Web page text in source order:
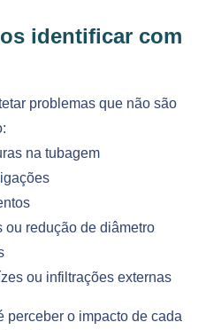
identificar com
problemas que não são
na tubagem
redução de diâmetro
ou infiltrações externas
perceber o impacto de cada